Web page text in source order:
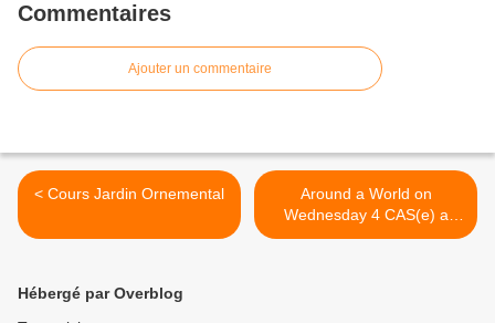
Commentaires
Ajouter un commentaire
< Cours Jardin Ornemental
Around a World on
Wednesday 4 CAS(e) a
team member >
Hébergé par Overblog